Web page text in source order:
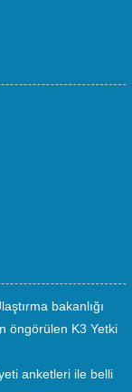
bakanlığı
öngörülen K3 Yetki
anketleri ile belli